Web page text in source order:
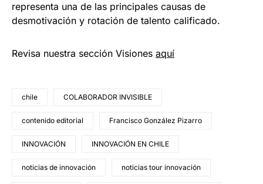
representa una de las principales causas de
desmotivación y rotación de talento calificado.
Revisa nuestra sección Visiones aquí
chile COLABORADOR INVISIBLE
contenido editorial Francisco González Pizarro
INNOVACIÓN INNOVACIÓN EN CHILE
noticias de innovación noticias tour innovación